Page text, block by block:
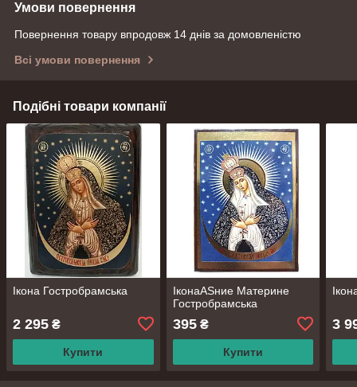
Умови повернення
Повернення товару впродовж 14 днів за домовленістю
Всі умови повернення
Подібні товари компанії
Ікона Гостробрамська
2 295 ₴
Купити
ІконаASние Материне
Гостробрамська
395₴
Купити
3